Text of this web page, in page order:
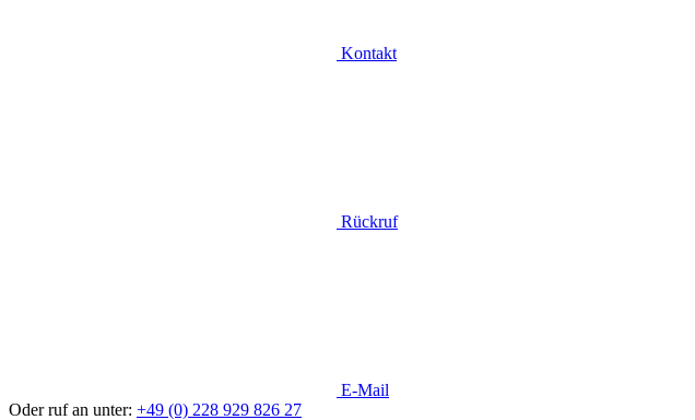
Kontakt
Rückruf
E-Mail
Oder ruf an unter: +49 (0) 228 929 826 27